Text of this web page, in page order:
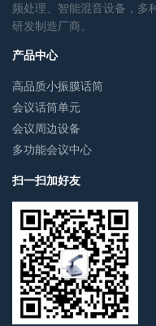
频处理、智能混音设备，多
研发制造厂商。
产品中心
高品质小振膜话筒
会议话筒单元
会议周边设备
多功能会议中心
扫一扫加好友